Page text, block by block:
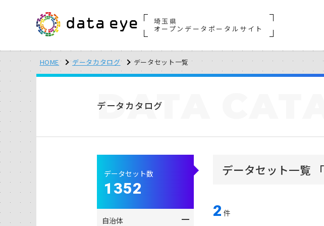
埼玉県
オープンデータポータルサイト
HOME データカタログ データセット一覧
データカタログ
DATA
データセット一覧
2 件
データセット数
1352
自治体